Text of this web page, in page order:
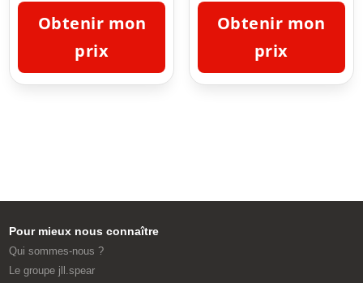
Obtenir mon
prix
Obtenir mon
prix
Pour mieux nous connaître
Qui sommes-nous ?
Le groupe jll.spear